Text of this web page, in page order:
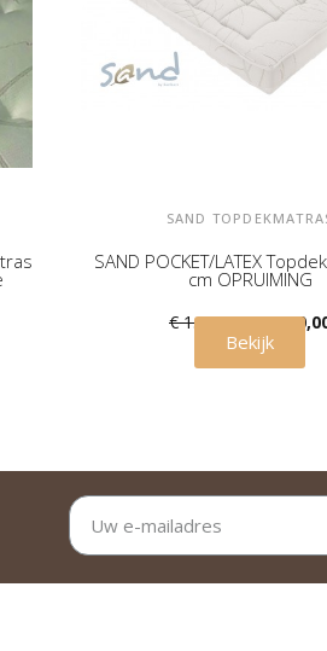
SAND
SAND POCKET/LATEX
cm OPRUIMING
€ 1.200,00 €
Bekijk